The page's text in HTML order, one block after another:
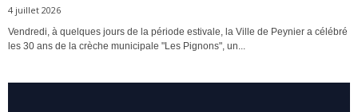
4 juillet 2026
Vendredi, à quelques jours de la période estivale, la Ville de Peynier a célébré
les 30 ans de la crèche municipale "Les Pignons", un...